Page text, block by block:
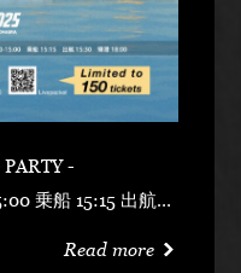
Read more